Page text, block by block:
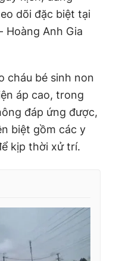
dõi đặc biệt tại
Hoàng Anh Gia
cháu bé sinh non
áp cao, trong
đáp ứng được,
biệt gồm các y
kịp thời xử trí.